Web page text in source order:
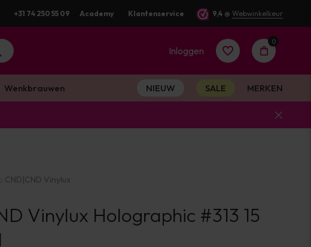
verstuurd
+31 74 250 55 09 Academy Klantenservice 9,4 @ Webwinkelkeur
Inloggen
Account
aanmaken
0
Wenkbrauwen NIEUW SALE MERKEN
CND|CND Vinylux
Vinylux Holographic #313 15